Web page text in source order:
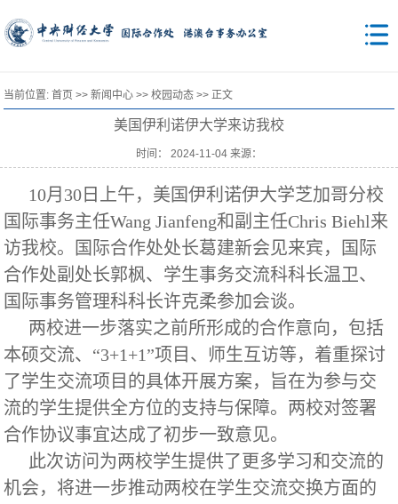
当前位置:首页 >>新闻中心 >>校园动态 >> 正文
美国伊利诺伊大学来访我校
时间： 2024-11-04 来源：
10月30日上午，美国伊利诺伊大学芝加哥分校
国际事务主任Wang Jianfeng和副主任Chris Biehl来
访我校。国际合作处处长葛建新会见来宾，国际
合作处副处长郭枫、学生事务交流科科长温卫、
国际事务管理科科长许克柔参加会谈。
两校进一步落实之前所形成的合作意向，包括
本硕交流、“3+1+1”项目、师生互访等，着重探讨
了学生交流项目的具体开展方案，旨在为参与交
流的学生提供全方位的支持与保障。两校对签署
合作协议事宜达成了初步一致意见。
此次访问为两校学生提供了更多学习和交流的
机会，将进一步推动两校在学生交流交换方面的